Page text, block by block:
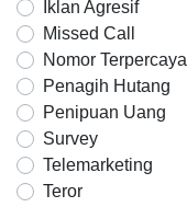
Iklan Agresif
Missed Call
Nomor Terpercaya
Penagih Hutang
Penipuan Uang
Survey
Telemarketing
Teror